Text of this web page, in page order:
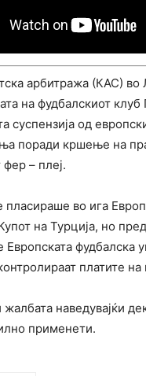
арбитража (КАС) во
на фудбалскиот клуб
суспензија од
поради кршење на
– плеј.
пласираше во ига
на Турција, но
фудбалска
платите на
наведувајќи
применети.